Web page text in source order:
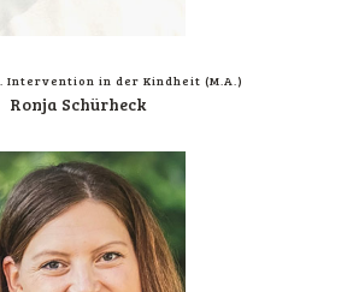
Inter­ven­ti­on in der Kind­heit (M.A.)
Ron­ja Schürheck